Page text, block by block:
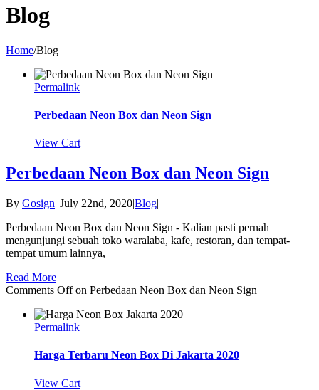
Blog
Home/Blog
Permalink
Perbedaan Neon Box dan Neon Sign
View Cart
Perbedaan Neon Box dan Neon Sign
By Gosign| July 22nd, 2020|Blog|
Perbedaan Neon Box dan Neon Sign - Kalian pasti pernah
mengunjungi sebuah toko waralaba, kafe, restoran, dan tempat-
tempat umum lainnya,
Read More
Comments Offon Perbedaan Neon Box dan Neon Sign
Permalink
Harga Terbaru Neon Box Di Jakarta 2020
View Cart